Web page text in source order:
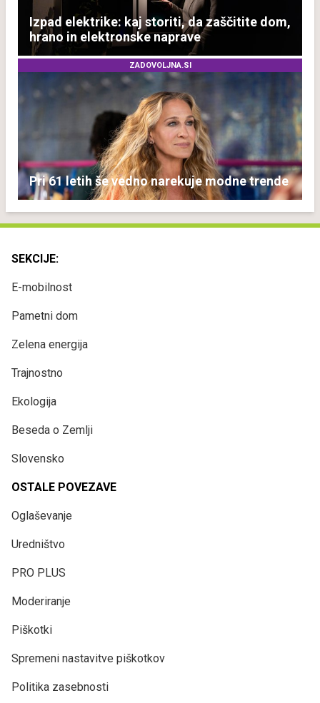
Izpad elektrike: kaj storiti, da zaščitite dom,
hrano in elektronske naprave
ZADOVOLJNA.SI
Pri 61 letih še vedno narekuje modne trende
SEKCIJE:
E-mobilnost
Pametni dom
Zelena energija
Trajnostno
Ekologija
Beseda o Zemlji
Slovensko
OSTALE POVEZAVE
Oglaševanje
Uredništvo
PRO PLUS
Moderiranje
Piškotki
Spremeni nastavitve piškotkov
Politika zasebnosti